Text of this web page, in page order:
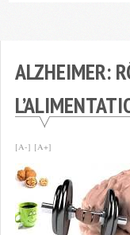
ALZHEIMER:
[A-] [A+]